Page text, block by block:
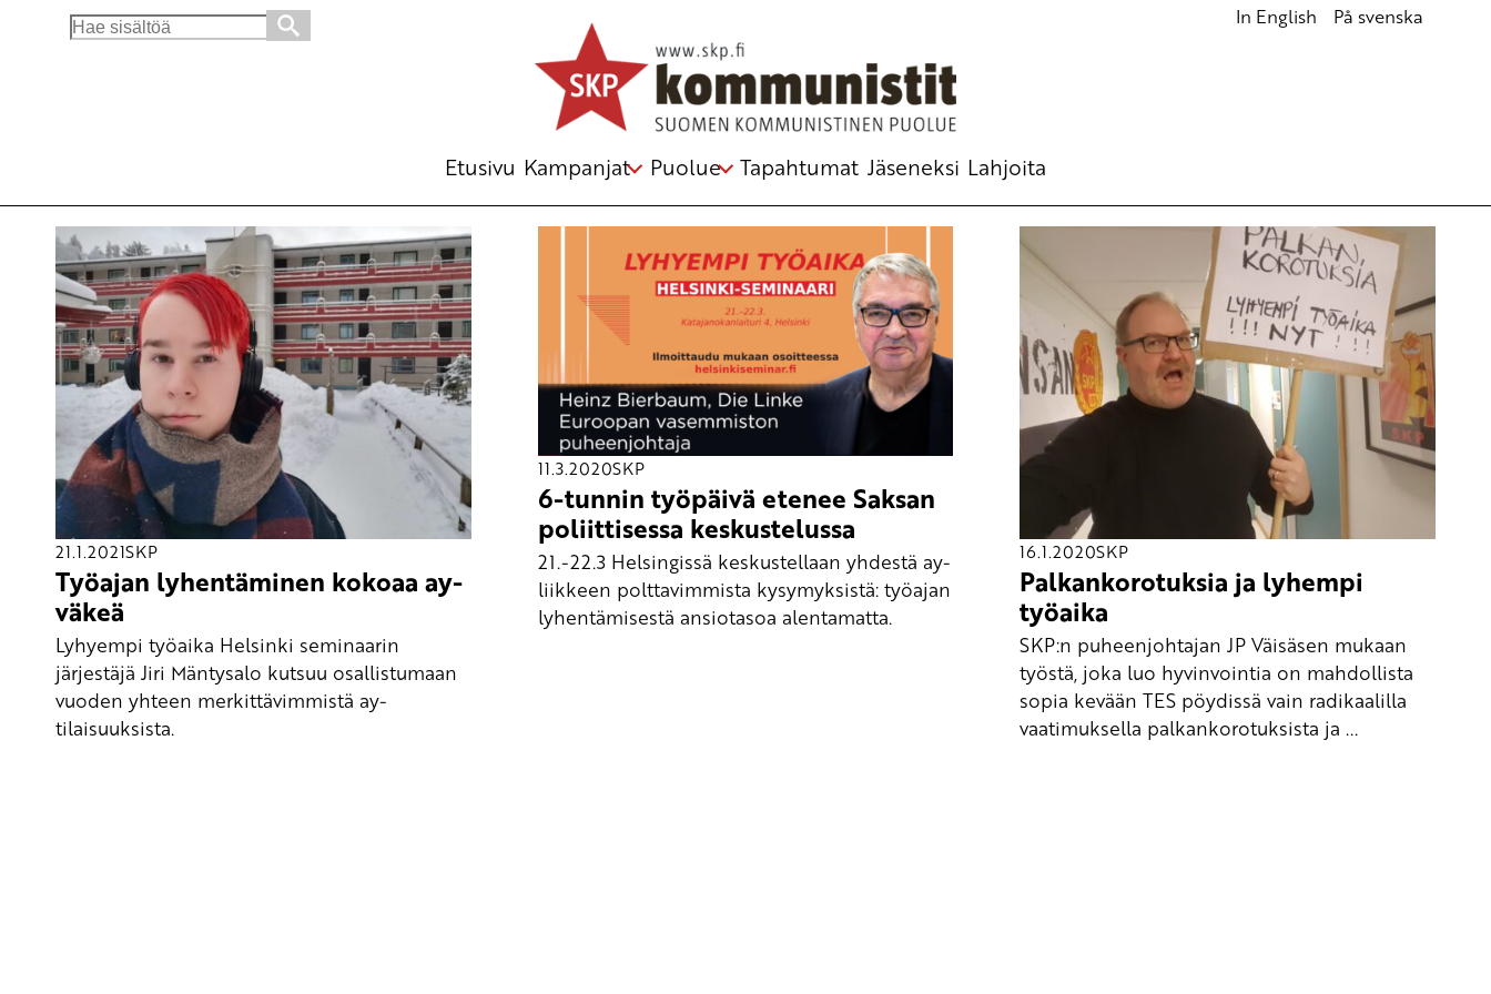
Search
In English På svenska
Etusivu Kampanjat Puolue Tapahtumat Jäseneksi Lahjoita
Avainsana
Helsinki seminaari
21.1.2021SKP
Työajan lyhentäminen kokoaa ay-
väkeä
Lyhyempi työaika Helsinki seminaarin
järjestäjä Jiri Mäntysalo kutsuu osallistumaan
vuoden yhteen merkittävimmistä ay-
tilaisuuksista.
11.3.2020SKP
6-tunnin työpäivä etenee Saksan
poliittisessa keskustelussa
21.-22.3 Helsingissä keskustellaan yhdestä ay-
liikkeen polttavimmista kysymyksistä: työajan
lyhentämisestä ansiotasoa alentamatta.
16.1.2020SKP
Palkankorotuksia ja lyhempi
työaika
SKP:n puheenjohtajan JP Väisäsen mukaan
työstä, joka luo hyvinvointia on mahdollista
sopia kevään TES pöydissä vain radikaalilla
vaatimuksella palkankorotuksista ja ...